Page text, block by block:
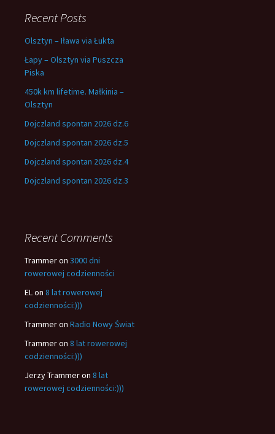
Recent Posts
Olsztyn – Iława via Łukta
Łapy – Olsztyn via Puszcza
Piska
450k km lifetime. Małkinia –
Olsztyn
Dojczland spontan 2026 dz.6
Dojczland spontan 2026 dz.5
Dojczland spontan 2026 dz.4
Dojczland spontan 2026 dz.3
Recent Comments
Trammeron 3000 dni
rowerowej codzienności
ELon 8 lat rowerowej
codzienności:)))
Trammeron Radio Nowy Świat
Trammeron 8 lat rowerowej
codzienności:)))
Jerzy Trammeron 8 lat
rowerowej codzienności:)))